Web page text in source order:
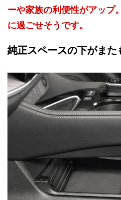
ーや家族の利便性がアップ
に過ごせそうです。
純正スペースの下がまた